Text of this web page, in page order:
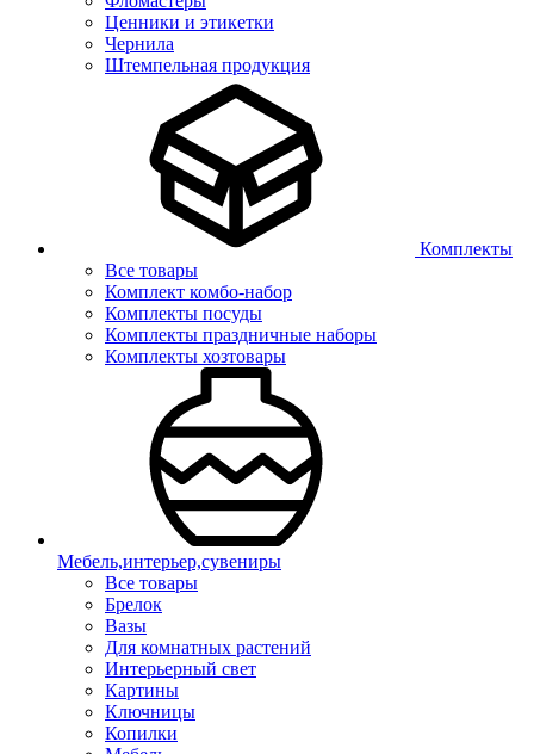
Ценники и этикетки
Чернила
Штемпельная продукция
Комплекты
Все товары
Комплект комбо-набор
Комплекты посуды
Комплекты праздничные наборы
Комплекты хозтовары
Мебель,интерьер,сувениры
Все товары
Брелок
Вазы
Для комнатных растений
Интерьерный свет
Картины
Ключницы
Копилки